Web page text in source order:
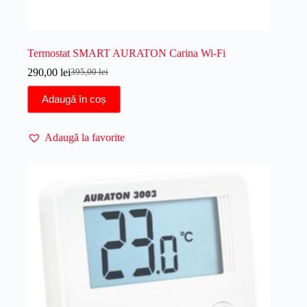
Termostat SMART AURATON Carina Wi-Fi
395,00lei
Prețul
inițial
a
fost:
290,00 leiPrețul
curent
este:
290,00 lei.
Adaugă în coș
Adaugă la favorite